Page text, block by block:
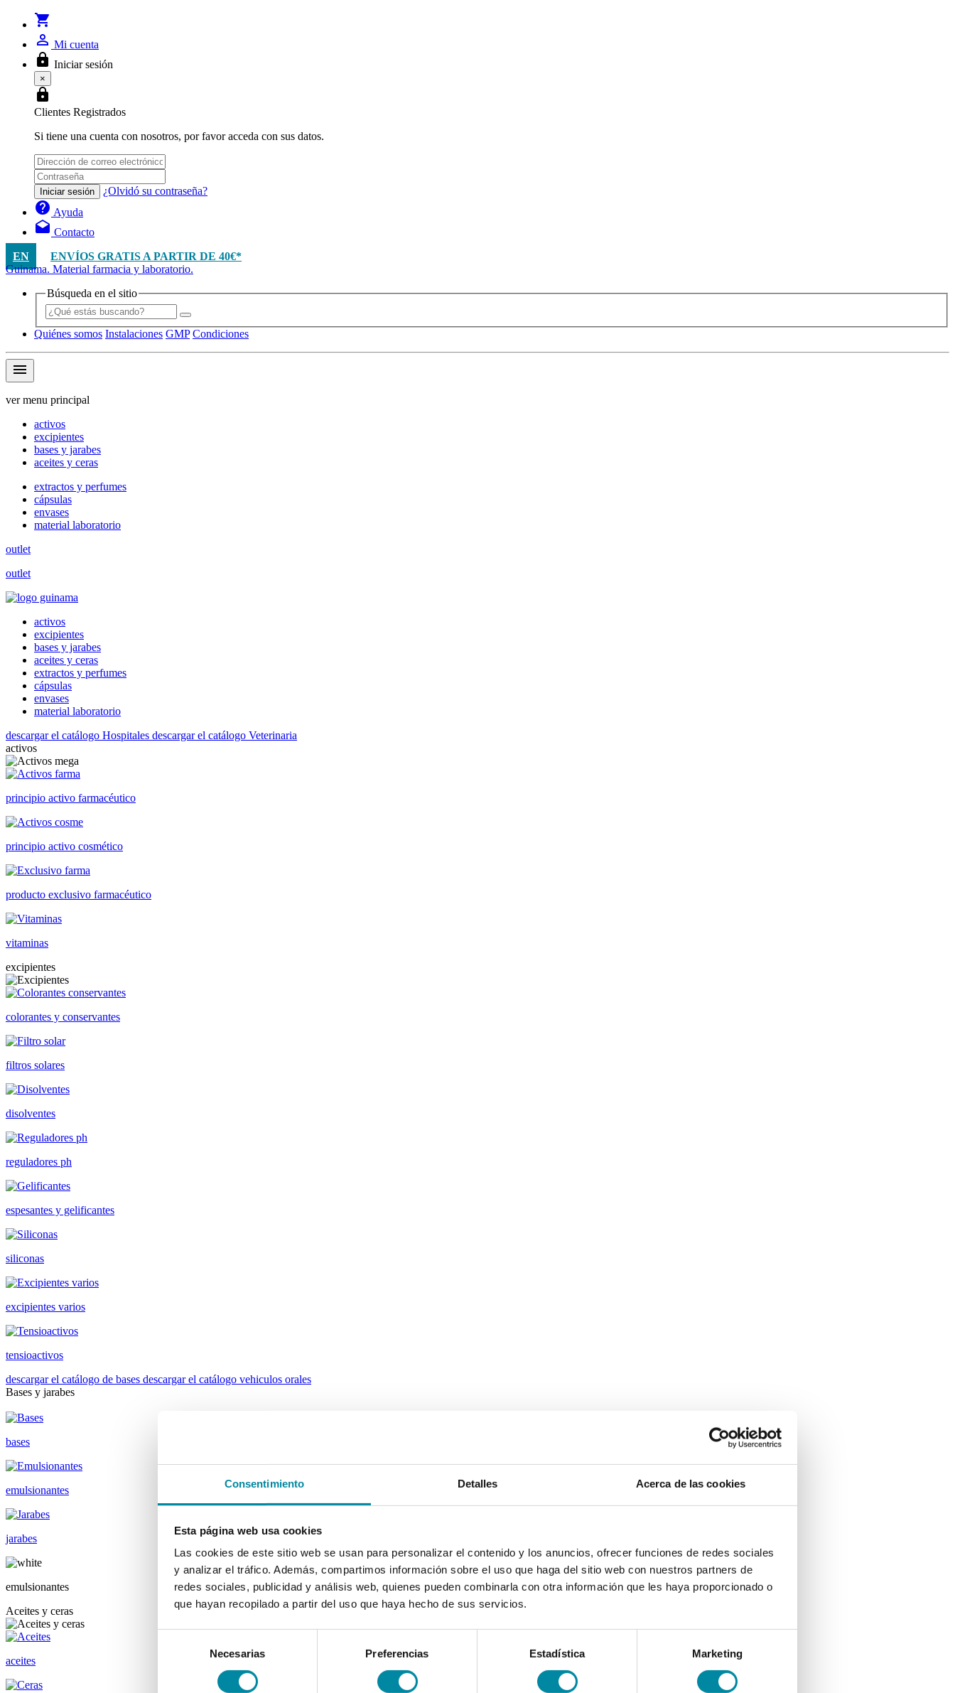
Consentimiento Detalles Acerca de las cookies
Esta página web usa cookies
Las cookies de este sitio web se usan para personalizar el contenido y los anuncios, ofrecer funciones de redes sociales
y analizar el tráfico. Además, compartimos información sobre el uso que haga del sitio web con nuestros partners de
redes sociales, publicidad y análisis web, quienes pueden combinarla con otra información que les haya proporcionado o
que hayan recopilado a partir del uso que haya hecho de sus servicios.
consentimiento
Necesarias Preferencias Estadística Marketing
shopping_cart
person_outline Mi cuenta
lock Iniciar sesión
×
lock
Clientes Registrados
Si tiene una cuenta con nosotros, por favor acceda con sus datos.
Iniciar sesión ¿Olvidó su contraseña?
help Ayuda
drafts Contacto
EN
ENVÍOS GRATIS A PARTIR DE 40€*
Guinama. Material farmacia y laboratorio.
Búsqueda en el sitio
Quiénes somos Instalaciones GMP Condiciones
menu
ver menu principal
activos
excipientes
bases y jarabes
aceites y ceras
extractos y perfumes
cápsulas
envases
material laboratorio
outlet
outlet
activos
excipientes
bases y jarabes
aceites y ceras
extractos y perfumes
cápsulas
envases
material laboratorio
descargar el catálogo Hospitales descargar el catálogo Veterinaria
activos
principio activo farmacéutico
principio activo cosmético
producto exclusivo farmacéutico
vitaminas
excipientes
colorantes y conservantes
filtros solares
disolventes
reguladores ph
espesantes y gelificantes
siliconas
excipientes varios
tensioactivos
descargar el catálogo de bases descargar el catálogo vehiculos orales
Bases y jarabes
bases
emulsionantes
jarabes
emulsionantes
Aceites y ceras
aceites